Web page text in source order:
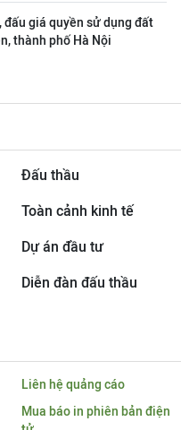
đấu giá quyền sử dụng đất
thành phố Hà Nội
Đấu thầu
Toàn cảnh kinh tế
Dự án đầu tư
Diễn đàn đấu thầu
Liên hệ quảng cáo
Mua báo in phiên bản điện